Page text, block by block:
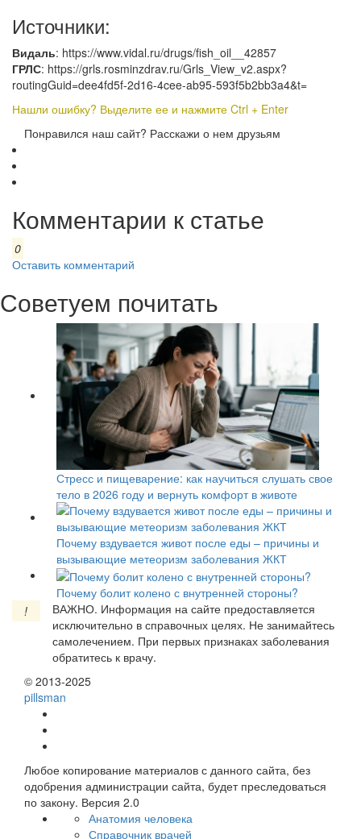
Источники:
Видаль: https://www.vidal.ru/drugs/fish_oil__42857
ГРЛС: https://grls.rosminzdrav.ru/Grls_View_v2.aspx?
routingGuid=dee4fd5f-2d16-4cee-ab95-593f5b2bb3a4&t=
Нашли ошибку? Выделите ее и нажмите Ctrl + Enter
Понравился наш сайт? Расскажи о нем друзьям
Комментарии к статье
0
Оставить комментарий
Советуем почитать
Стресс и пищеварение: как научиться слушать свое
тело в 2026 году и вернуть комфорт в животе
Почему вздувается живот после еды – причины и
вызывающие метеоризм заболевания ЖКТ
Почему болит колено с внутренней стороны?
!
ВАЖНО. Информация на сайте предоставляется
исключительно в справочных целях. Не занимайтесь
самолечением. При первых признаках заболевания
обратитесь к врачу.
© 2013-2025
pillsman
Любое копирование материалов с данного сайта, без
одобрения администрации сайта, будет преследоваться
по закону. Версия 2.0
Анатомия человека
Справочник врачей